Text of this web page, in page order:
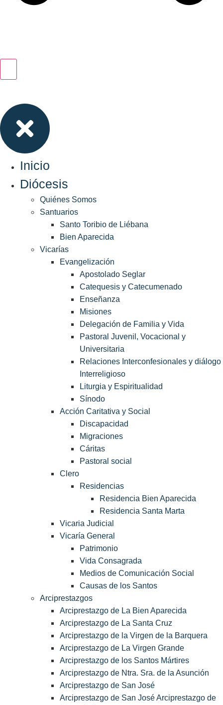
Inicio
Diócesis
Quiénes Somos
Santuarios
Santo Toribio de Liébana
Bien Aparecida
Vicarías
Evangelización
Apostolado Seglar
Catequesis y Catecumenado
Enseñanza
Misiones
Delegación de Familia y Vida
Pastoral Juvenil, Vocacional y
Universitaria
Relaciones Interconfesionales y diálogo
Interreligioso
Liturgia y Espiritualidad
Sínodo
Acción Caritativa y Social
Discapacidad
Migraciones
Cáritas
Pastoral social
Clero
Residencias
Residencia Bien Aparecida
Residencia Santa Marta
Vicaria Judicial
Vicaría General
Patrimonio
Vida Consagrada
Medios de Comunicación Social
Causas de los Santos
Arciprestazgos
Arciprestazgo de La Bien Aparecida
Arciprestazgo de La Santa Cruz
Arciprestazgo de la Virgen de la Barquera
Arciprestazgo de La Virgen Grande
Arciprestazgo de los Santos Mártires
Arciprestazgo de Ntra. Sra. de la Asunción
Arciprestazgo de San José
Arciprestazgo de San José Arciprestazgo de